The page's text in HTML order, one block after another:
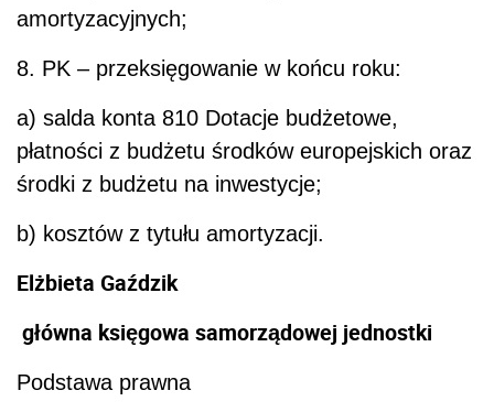
amortyzacyjnych;
8. PK – przeksięgowanie w końcu roku:
a) salda konta 810 Dotacje budżetowe,
płatności z budżetu środków europejskich oraz
środki z budżetu na inwestycje;
b) kosztów z tytułu amortyzacji.
Elżbieta Gaździk
główna księgowa samorządowej jednostki
Podstawa prawna